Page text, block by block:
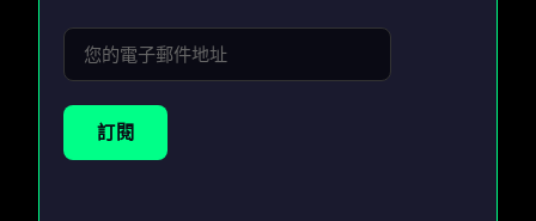
訂閱